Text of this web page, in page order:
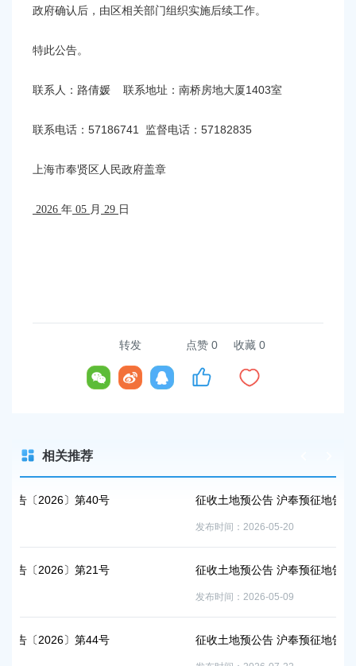
政府确认后，由区相关部门组织实施后续工作。
特此公告。
联系人： 路倩媛 联系地址： 南桥房地大厦1403室
联系电话： 57186741 监督电话： 57182835
上海市奉贤区 人民政府盖章
2026 年 05 月 29 日
转发 点赞 0 收藏 0
相关推荐
征收土地预公告 沪奉预征地告〔2026〕第53号
征收土地预公告 沪奉预征地告〔2026〕第47号
征收土地预公告 沪奉预征地告〔2026〕第61号